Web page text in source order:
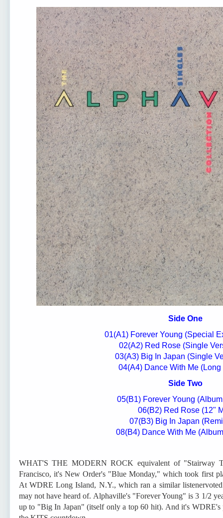
Side One
01(А1) Forever Young (Special
02(А2) Red Rose (Single
03(А3) Big In Japan (Single
04(А4) Dance With Me (Long
Side Two
05(В1) Forever Young
06(В2) Red Rose (12"
07(В3) Big In Japan
08(В4) Dance With Me
WHAT'S THE MODERN ROCK equivalent of "Stairway
Francisco, it's New Order's "Blue Monday," which took first
At WDRE Long Island, N.Y., which ran a similar
may not have heard of. Alphaville's "Forever Young" is 3 1/2
up to "Big In Japan" (itself only a top 60 hit). And it's WDRE's